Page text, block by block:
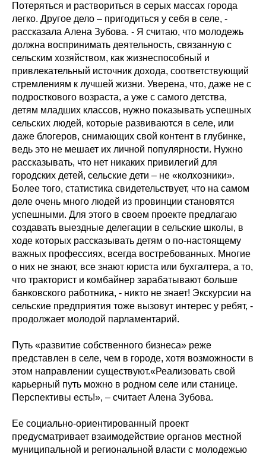
Потеряться и раствориться в серых массах города
легко. Другое дело – пригодиться у себя в селе, -
рассказала Алена Зубова. - Я считаю, что молодежь
должна воспринимать деятельность, связанную с
сельским хозяйством, как жизнеспособный и
привлекательный источник дохода, соответствующий
стремлениям к лучшей жизни. Уверена, что, даже не с
подросткового возраста, а уже с самого детства,
детям младших классов, нужно показывать успешных
сельских людей, которые развиваются в селе, или
даже блогеров, снимающих свой контент в глубинке,
ведь это не мешает их личной популярности. Нужно
рассказывать, что нет никаких привилегий для
городских детей, сельские дети – не «колхозники».
Более того, статистика свидетельствует, что на самом
деле очень много людей из провинции становятся
успешными. Для этого в своем проекте предлагаю
создавать выездные делегации в сельские школы, в
ходе которых рассказывать детям о по-настоящему
важных профессиях, всегда востребованных. Многие
о них не знают, все знают юриста или бухгалтера, а то,
что тракторист и комбайнер зарабатывают больше
банковского работника, - никто не знает! Экскурсии на
сельские предприятия тоже вызовут интерес у ребят, -
продолжает молодой парламентарий.
Путь «развитие собственного бизнеса» реже
представлен в селе, чем в городе, хотя возможности в
этом направлении существуют.«Реализовать свой
карьерный путь можно в родном селе или станице.
Перспективы есть!», – считает Алена Зубова.
Ее социально-ориентированный проект
предусматривает взаимодействие органов местной
муниципальной и региональной власти с молодежью